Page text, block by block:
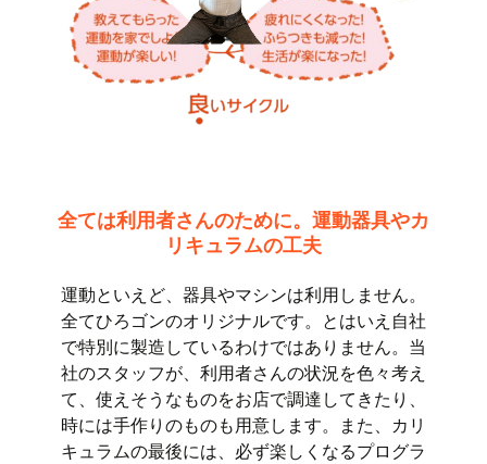
全ては利用者さんのために。運動器具やカ
リキュラムの工夫
運動といえど、器具やマシンは利用しません。
全てひろゴンのオリジナルです。とはいえ自社
で特別に製造しているわけではありません。当
社のスタッフが、利用者さんの状況を色々考え
て、使えそうなものをお店で調達してきたり、
時には手作りのものも用意します。また、カリ
キュラムの最後には、必ず楽しくなるプログラ